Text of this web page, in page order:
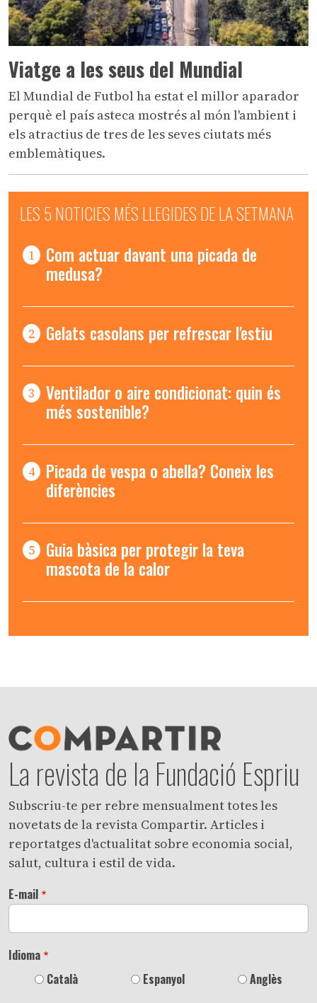
Viatge a les seus del Mundial
El Mundial de Futbol ha estat el millor aparador
perquè el país asteca mostrés al món l'ambient i
els atractius de tres de les seves ciutats més
emblemàtiques.
LES 5 NOTICIES MÉS LLEGIDES DE LA SETMANA
1 Com actuar davant una picada de
medusa?
2 Gelats casolans per refrescar l'estiu
3 Ventilador o aire condicionat: quin és
més sostenible?
4 Picada de vespa o abella? Coneix les
diferències
5 Guia bàsica per protegir la teva
mascota de la calor
La revista de la Fundació Espriu
Subscriu-te per rebre mensualment totes les
novetats de la revista Compartir. Articles i
reportatges d'actualitat sobre economia social,
salut, cultura i estil de vida.
E-mail
Idioma
Català
Espanyol Anglès